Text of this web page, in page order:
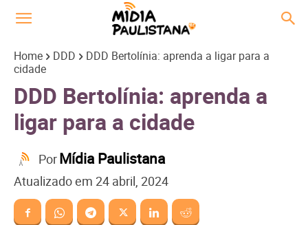
Home DDD
DDD Bertolínia: aprenda a ligar para a
cidade
DDD Bertolínia: aprenda a
ligar para a cidade
PorMídia Paulistana
Atualizado em 24 abril, 2024